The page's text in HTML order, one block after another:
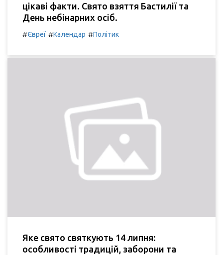
цікаві факти. Свято взяття Бастилії та
День небінарних осіб.
#Євреї #Календар #Політик
Яке свято святкують 14 липня:
особливості традицій, заборони та